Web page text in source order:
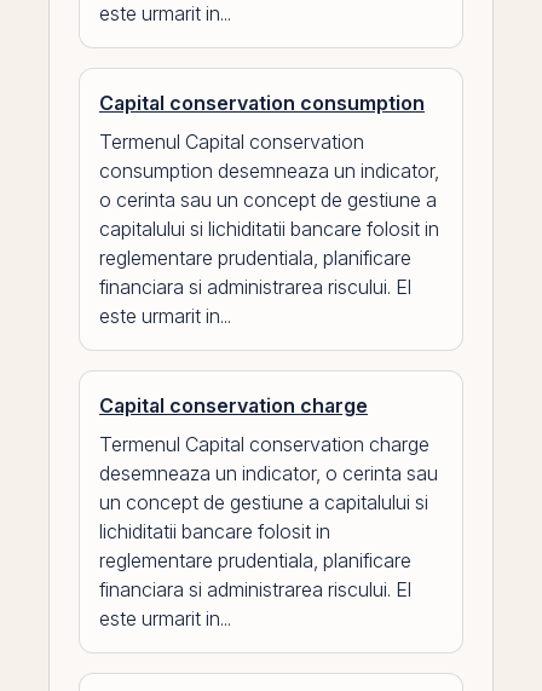
este urmarit in...
Capital conservation consumption
Termenul Capital conservation
consumption desemneaza un indicator,
o cerinta sau un concept de gestiune a
capitalului si lichiditatii bancare folosit in
reglementare prudentiala, planificare
financiara si administrarea riscului. El
este urmarit in...
Capital conservation charge
Termenul Capital conservation charge
desemneaza un indicator, o cerinta sau
un concept de gestiune a capitalului si
lichiditatii bancare folosit in
reglementare prudentiala, planificare
financiara si administrarea riscului. El
este urmarit in...